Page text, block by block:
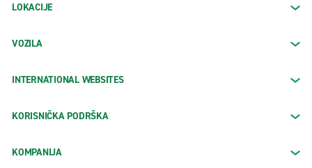
LOKACIJE
VOZILA
INTERNATIONAL WEBSITES
KORISNIČKA PODRŠKA
KOMPANIJA